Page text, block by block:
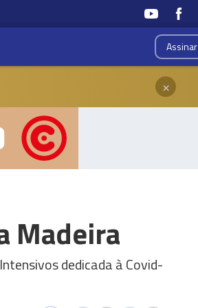
Assinar
×
Madeira
dedicada à Covid-